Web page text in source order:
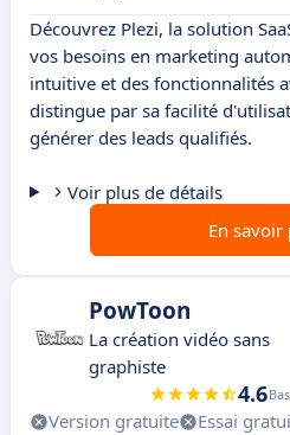
Découvrez Plezi, la solution
vos besoins en marketing
intuitive et des fonctionnalités
distingue par sa facilité
générer des leads qualifiés.
Voir plus de détails
En savoir
PowToon
La création vidéo sans
graphiste
4.6
Version gratuite Essai